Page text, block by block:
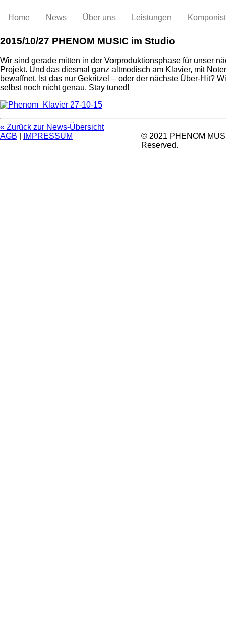
Home News Über uns Leistungen
2015/10/27 PHENOM MUSIC im Studio
Wir sind gerade mitten in der Vorproduktionsphase für unser
Projekt. Und das diesmal ganz altmodisch am Klavier, mit
bewaffnet. Ist das nur Gekritzel – oder der nächste Über-Hit?
selbst noch nicht genau. Stay tuned!
« Zurück zur News-Übersicht
AGB
IMPRESSUM
© 2021 PHENOM
Reserved.